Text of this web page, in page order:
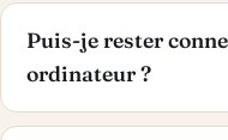
Puis-je rester
ordinateur ?